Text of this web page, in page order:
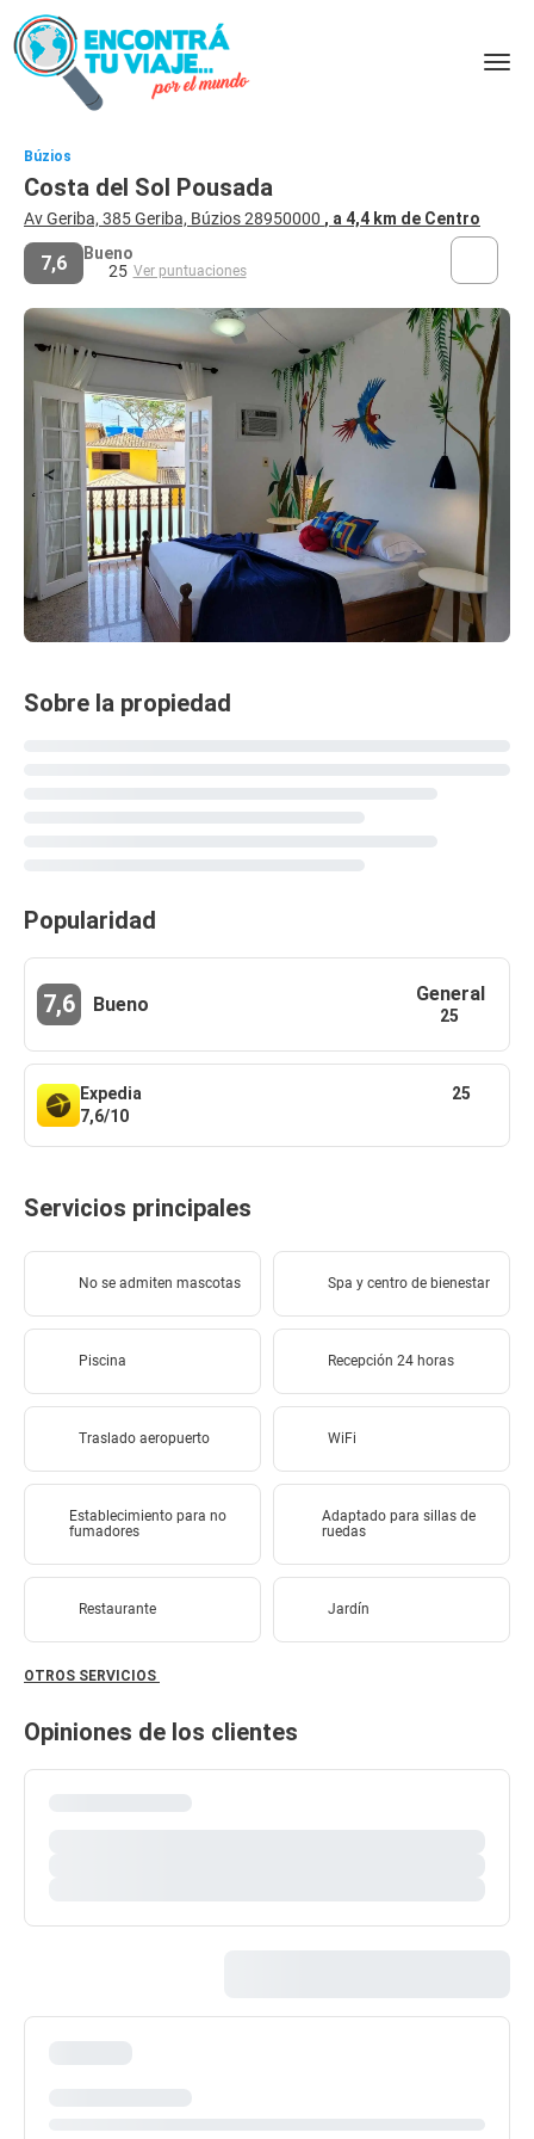
Búzios
Costa del Sol Pousada
Av Geriba, 385 Geriba, Búzios 28950000 , a 4,4 km de Centro
7,6
Bueno
25 Ver puntuaciones
Sobre la propiedad
Popularidad
7,6 Bueno General
25
Expedia
7,6/10
25
Servicios principales
No se admiten mascotas Spa y centro de bienestar
Piscina Recepción 24 horas
Traslado aeropuerto WiFi
Establecimiento para no
fumadores
Adaptado para sillas de
ruedas
Restaurante Jardín
OTROS SERVICIOS
Opiniones de los clientes